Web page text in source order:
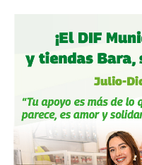
personas se sientan más
bajo su cuidado, para
ciudad que también es
Gobierno municipal:no
solo de cara a la
háganlas bien, respeten
oportunamente a los